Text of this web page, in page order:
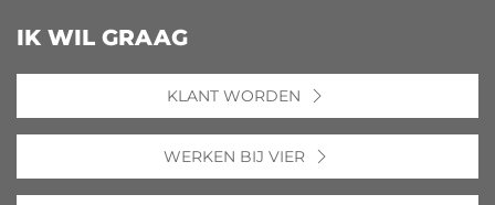
IK WIL GRAAG
KLANT WORDEN
WERKEN BIJ VIER